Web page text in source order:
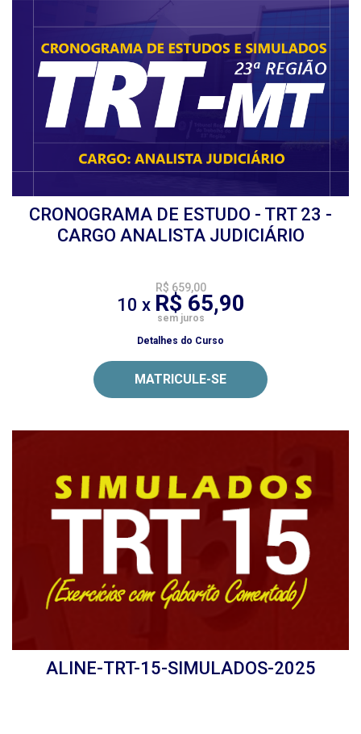
CRONOGRAMA DE ESTUDO - TRT 23 -
CARGO ANALISTA JUDICIÁRIO
R$ 659,00
10 x R$ 65,90
sem juros
Detalhes do Curso
MATRICULE-SE
ALINE-TRT-15-SIMULADOS-2025